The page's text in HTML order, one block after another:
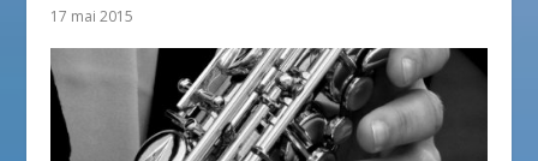
17 mai 2015